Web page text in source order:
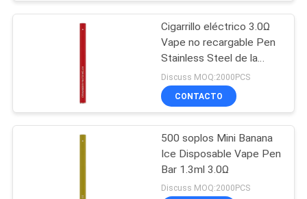
FÁBRICA
Dispositivo
disponible de la
vaina de Vape
36
Cigarrillo eléctrico 3.0Ω
Vape no recargable Pen
Stainless Steel de la
pluma E del 5%
Discuss MOQ:2000PCS
CONTACTO
500 soplos Mini Banana
Ice Disposable Vape Pen
Bar 1.3ml 3.0Ω
Discuss MOQ:2000PCS